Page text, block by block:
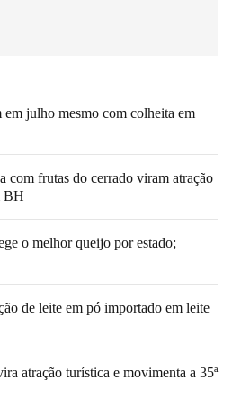
em julho mesmo com colheita em
com frutas do cerrado viram atração
BH
o melhor queijo por estado;
de leite em pó importado em leite
atração turística e movimenta a 35ª